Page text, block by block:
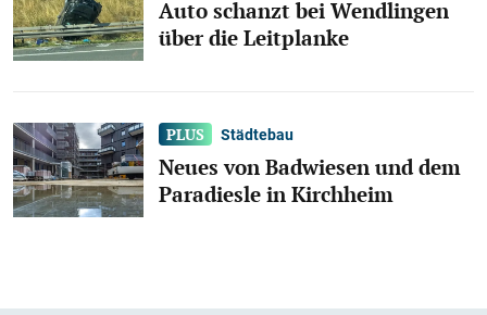
Auto schanzt bei Wendlingen
über die Leitplanke
Städtebau
Neues von Badwiesen und dem
Paradiesle in Kirchheim